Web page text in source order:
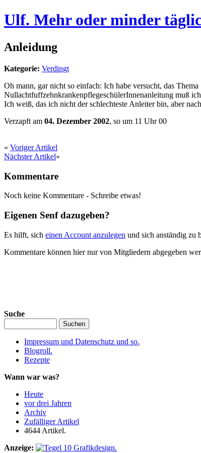
Ulf. Mehr oder minder
Anleidung
Kategorie: Verdingt
Oh mann, gar nicht so einfach: Ich habe versucht, das
NullachtfuffzehnkrankenpflegeschülerInnenanleitung muß
Ich weiß, das ich nicht der schlechteste Anleiter bin, aber
Verzapft am 04. Dezember 2002, so um 11 Uhr 00
« Voriger Artikel
Nächster Artikel»
Kommentare
Noch keine Kommentare - Schreibe etwas!
Eigenen Senf dazugeben?
Es hilft, sich einen Account anzulegen und sich anständig zu
Kommentare können hier nur von Mitgliedern abgegeben
Suche
Impressum und Datenschutz und so.
Blogroll.
Rezepte
Wann war was?
Heute
vor drei Jahren
Archiv
Zufälliger Artikel
4644 Artikel.
Anzeige: